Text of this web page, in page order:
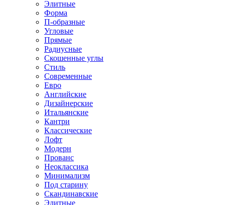
Элитные
Форма
П-образные
Угловые
Прямые
Радиусные
Скошенные углы
Стиль
Современные
Евро
Английские
Дизайнерские
Итальянские
Кантри
Классические
Лофт
Модерн
Прованс
Неоклассика
Минимализм
Под старину
Скандинавские
Элитные